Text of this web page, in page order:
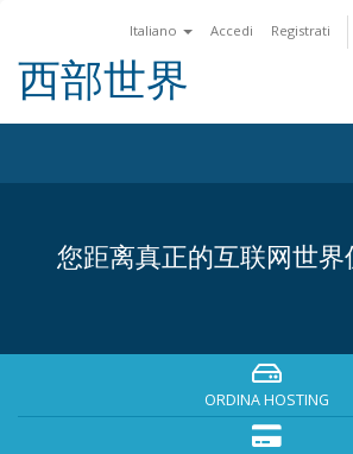
Italiano Accedi Registrati
西部世界
您距离真正的互联网世界
ORDINA HOSTING